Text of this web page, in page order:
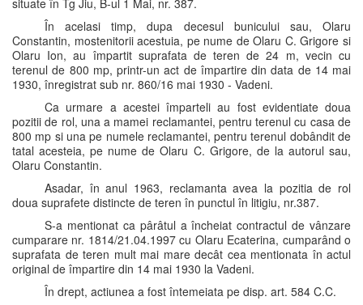
situate în Tg Jiu, B-ul 1 Mai, nr. 387.
În acelasi timp, dupa decesul bunicului sau, Olaru
Constantin, mostenitorii acestuia, pe nume de Olaru C. Grigore si
Olaru Ion, au împartit suprafata de teren de 24 m, vecin cu
terenul de 800 mp, printr-un act de împartire din data de 14 mai
1930, înregistrat sub nr. 860/16 mai 1930 - Vadeni.
Ca urmare a acestei împarteli au fost evidentiate doua
pozitii de rol, una a mamei reclamantei, pentru terenul cu casa de
800 mp si una pe numele reclamantei, pentru terenul dobândit de
tatal acesteia, pe nume de Olaru C. Grigore, de la autorul sau,
Olaru Constantin.
Asadar, în anul 1963, reclamanta avea la pozitia de rol
doua suprafete distincte de teren în punctul în litigiu, nr.387.
S-a mentionat ca pârâtul a încheiat contractul de vânzare
cumparare nr. 1814/21.04.1997 cu Olaru Ecaterina, cumparând o
suprafata de teren mult mai mare decât cea mentionata în actul
original de împartire din 14 mai 1930 la Vadeni.
În drept, actiunea a fost întemeiata pe disp. art. 584 C.C.